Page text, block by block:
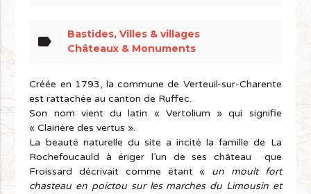
label
Bastides, Villes & villages
Châteaux & Monuments
Créée en 1793, la commune de Verteuil-sur-Charente
est rattachée au canton de Ruffec.
Son nom vient du latin « Vertolium » qui signifie
« Clairière des vertus ».
La beauté naturelle du site a incité la famille de La
Rochefoucauld à ériger l’un de ses château que
Froissard décrivait comme étant « un moult fort
chasteau en poictou sur les marches du Limousin et